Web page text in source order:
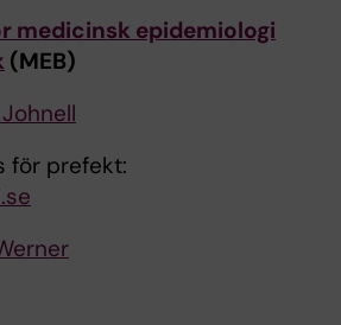
medicinsk epidemiologi
(MEB)
för prefekt: